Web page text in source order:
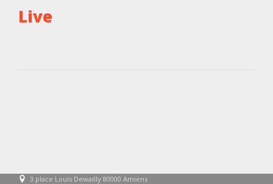
Live
3 place Louis Dewailly 80000 Amiens